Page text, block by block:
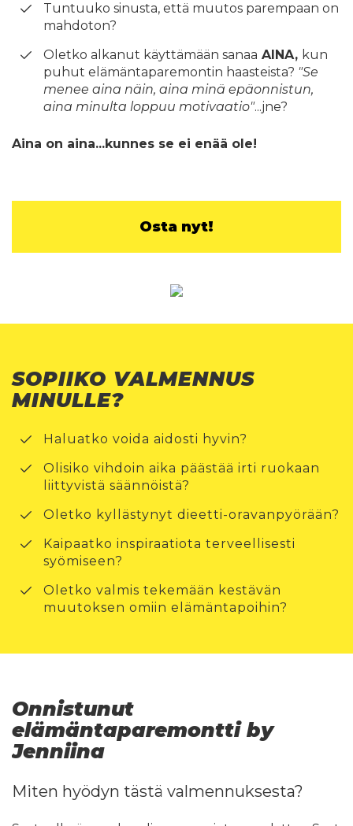
Tuntuuko sinusta, että muutos parempaan on
mahdoton?
Oletko alkanut käyttämään sanaa AINA, kun
puhut elämäntaparemontin haasteista? "Se
menee aina näin, aina minä epäonnistun,
aina minulta loppuu motivaatio"...jne?
Aina on aina...kunnes se ei enää ole!
Osta nyt!
SOPIIKO VALMENNUS
MINULLE?
Haluatko voida aidosti hyvin?
Olisiko vihdoin aika päästää irti ruokaan
liittyvistä säännöistä?
Oletko kyllästynyt dieetti-oravanpyörään?
Kaipaatko inspiraatiota terveellisesti
syömiseen?
Oletko valmis tekemään kestävän
muutoksen omiin elämäntapoihin?
Onnistunut
elämäntaparemontti by
Jenniina
Miten hyödyn tästä valmennuksesta?